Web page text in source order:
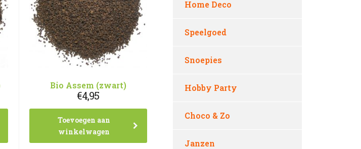
Bio Assem (zwart)
€4,95
Toevoegen aan
winkelwagen
Home Deco
Speelgoed
Snoepies
Hobby Party
Choco & Zo
Janzen